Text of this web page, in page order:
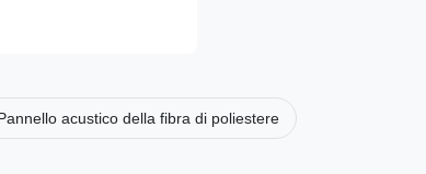
acustico della fibra di poliestere